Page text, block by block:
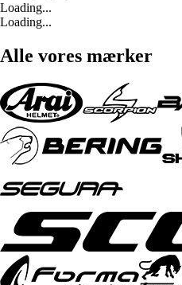
Loading...
Loading...
Alle vores mærker